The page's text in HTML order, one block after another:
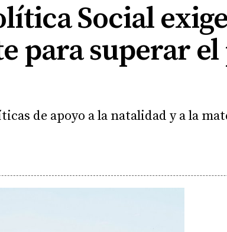
Social
para superar
de apoyo a la natalidad y a la